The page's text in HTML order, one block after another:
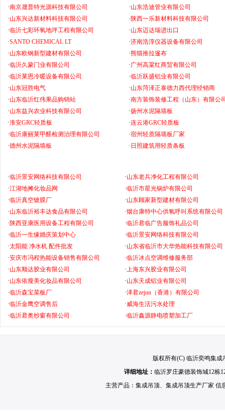
·南京晟普特光源科技有限公司 ·山东浩迪管业有限公司
·山东兴达新材料科技有限公司 ·陕西一乐新材料科技有限公司
·临沂七彩环氧地坪工程有限公司 ·山东迈达瑞进出口
·SANTO CHEMICAL LT ·济南浩淳仪器设备有限公司
·山东欧钢新型建材有限公司 ·熊猫推拉篷布
·临沂久蒙门业有限公司 ·广州高粱红商贸有限公司
·临沂莱恩冷暖设备有限公司 ·临沂跃盛铝业有限公司
·山东冠胜电气 ·山东菏泽正泰德力西代理经销商
·山东临沂红伟果品购销站 ·南方装饰装修工程（山东）有限公
·山东益兴农业科技有限公司 ·扬州水泥隔墙板
·淮安GRC轻质板 ·连云港GRC轻质板
·临沂康丽莱甲醛检测治理有限公司 ·宿州轻质隔墙板厂家
·德州水泥隔墙板 · 日照建筑用轻质条板
·临沂景安网络科技有限公司 ·山东老兵净化工程有限公司
·江湖地摊化妆品网 ·临沂市星光锅炉有限公司
·临沂真空镀膜厂 ·山东顾家新型建材有限公司
·山东临沂裕丰达食品有限公司 ·烟台康特中心供氧呼叫系统有限公司
·陕西亚康医用设备工程有限公司 ·临沂君临广告服饰礼品公司
·临沂一生缘婚庆策划中心 ·临沂景安网络科技有限公司
·太阳能 净水机 配件批发 ·山东省临沂市大华热能科技有限公司
·安庆市冯程热能设备销售有限公司 ·临沂冰点空调维修服务部
·山东顺达胶业有限公司 ·上海东兴胶业有限公司
·山东依瘦美化妆品有限公司 ·山东天成铝业有限公司
·临沂森宝菜板厂 ·泽君zejun（香港）有限公司
·临沂金鹰空调售后 ·威海生活污水处理
·临沂君奥纱窗有限公司 ·临沂鑫源静电喷塑加工厂
版权所有(C) 临沂奕鸣集成
详细地址： 临沂罗庄豪德装饰城12栋
主营产品： 集成吊顶、 集成吊顶生产厂家 信